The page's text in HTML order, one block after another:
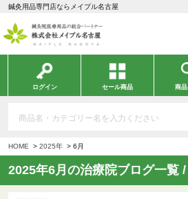
鍼灸用品専門店ならメイプル名古屋
ログイン セール商品 商
HOME 2025年 6月
2025年6月の治療院ブログ一覧